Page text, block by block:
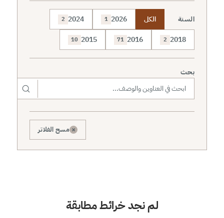
السنة الكل 2026
1
2024
2
2018
2
2016
71
2015
10
بحث
× مسح الفلاتر
لم نجد خرائط مطابقة